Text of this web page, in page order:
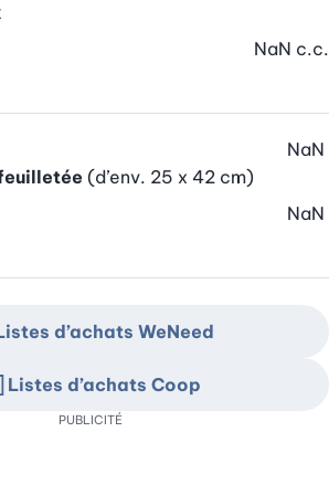
NaN c.c.
(d’env. 25 x 42 cm)
NaN
NaN
d’achats WeNeed
Listes d’achats Coop
PUBLICITÉ